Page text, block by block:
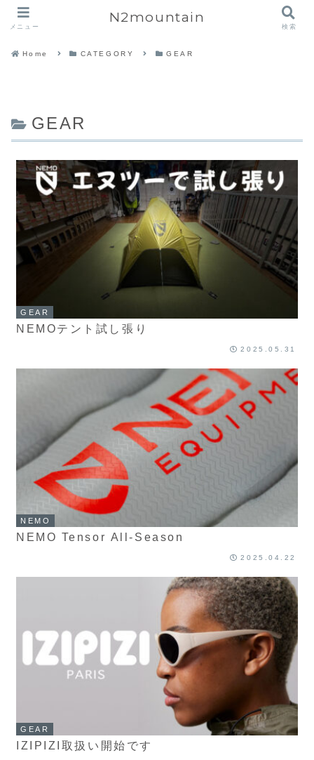
Home CATEGORY GEAR
GEAR
GEAR
NEMOテント試し張り
2025.05.31
NEMO
NEMO Tensor All-Season
2025.04.22
GEAR
IZIPIZI取扱い開始です
メニュー
N2mountain
検索